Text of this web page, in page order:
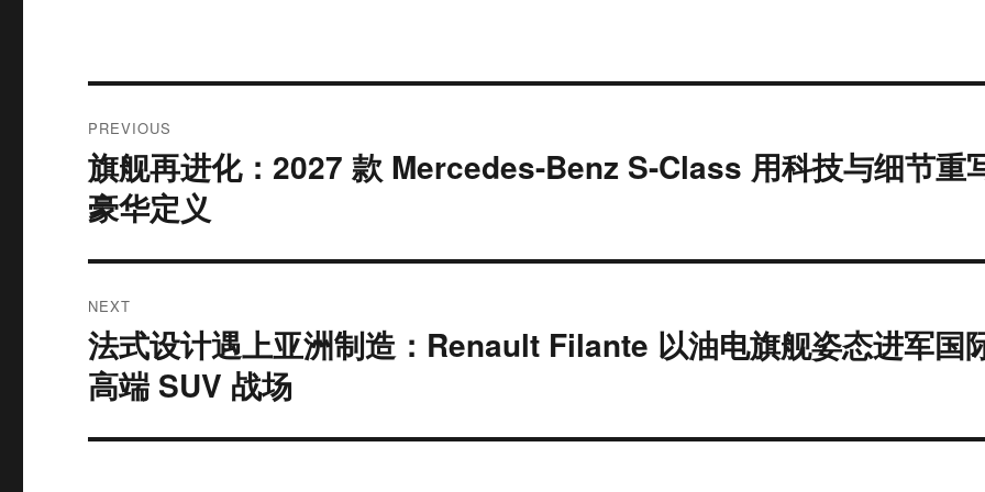
navigation
PREVIOUS
Previous
post:
旗舰再进化：2027 款 Mercedes-Benz S-Class 用科技与细节重
豪华定义
NEXT
Next
post:
法式设计遇上亚洲制造：Renault Filante 以油电旗舰姿态进军国
高端 SUV 战场